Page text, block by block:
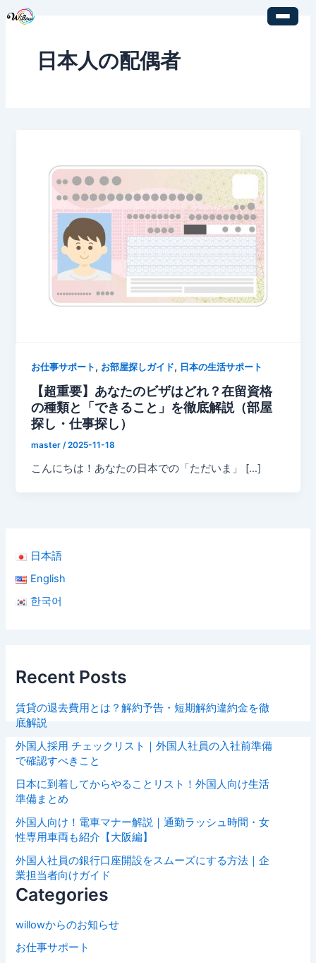
日本語
English
한국어
Recent Posts
賃貸の退去費用とは？解約予告・短期解約違約金を徹
底解説
外国人採用 チェックリスト｜外国人社員の入社前準備
で確認すべきこと
日本に到着してからやることリスト！外国人向け生活
準備まとめ
外国人向け！電車マナー解説｜通勤ラッシュ時間・女
性専用車両も紹介【大阪編】
外国人社員の銀行口座開設をスムーズにする方法｜企
業担当者向けガイド
Categories
willowからのお知らせ
お仕事サポート
日本人の配偶者
お仕事サポート , お部屋探しガイド, 日本の生活サポート
【超重要】あなたのビザはどれ？在留資格
の種類と「できること」を徹底解説（部屋
探し・仕事探し）
master/2025-11-18
こんにちは！あなたの日本での「ただいま」 […]